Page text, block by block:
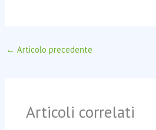
← Articolo precedente
Articoli correlati